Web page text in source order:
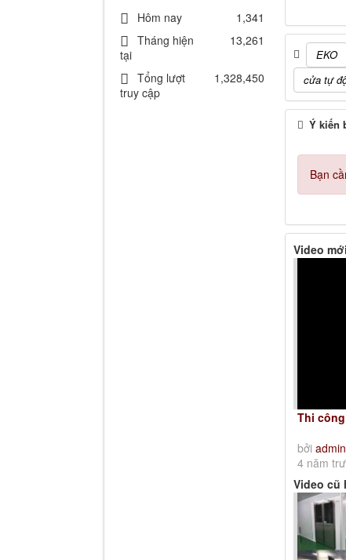
EKO
cửa tự
Ý kiến
Bạn
Video
Thi
bởi admin
4 năm
Video cũ
Hôm nay
1,341
Tháng hiện
tại
13,261
Tổng lượt
truy cập
1,328,450